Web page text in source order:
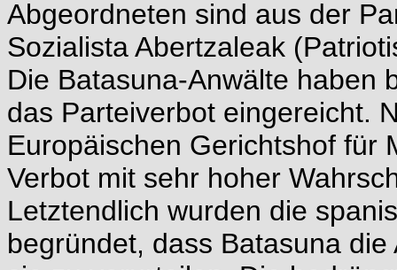
Abgeordneten sind aus der
Sozialista Abertzaleak
Die Batasuna-Anwälte haben
das Parteiverbot eingereicht.
Europäischen Gerichtshof für
Verbot mit sehr hoher
Letztendlich wurden die
begründet, dass Batasuna